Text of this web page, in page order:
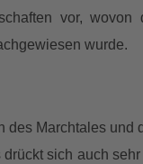
vor, wovon
wurde.
des Marchtales und
sich auch